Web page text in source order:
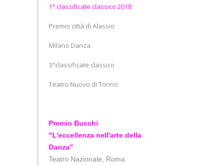
1° classificate classico 2018
Premio città di Alassio
Milano Danza
3°classificate classico
Teatro Nuovo di Torino
Premio Bucchi
"L'eccellenza nell'arte della
Danza"
Teatro Nazionale, Roma